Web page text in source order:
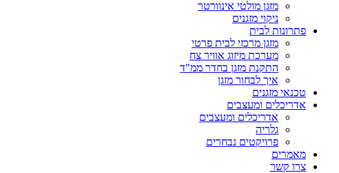
מזגן מולטי אינוורטר
ניקוי מזגנים
פתרונות לבית
מזגן מרכזי לבית פרטי
מערכת מיזוג אוויר צח
התקנת מזגן בחדר ממ"ד
איך לבחור מזגן
טכנאי מזגנים
אדריכלים ומעצבים
אדריכלים ומעצבים
גלריה
פרויקטים נבחרים
מאמרים
צרו קשר